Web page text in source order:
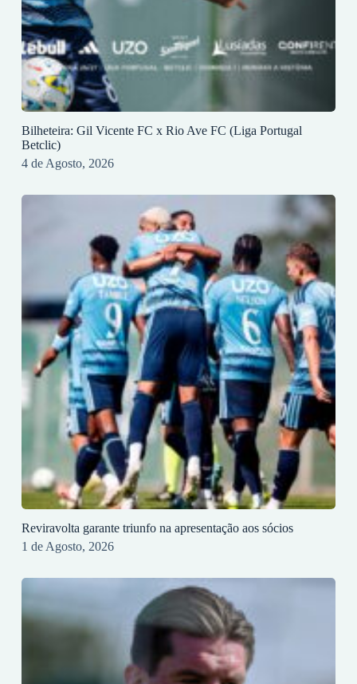
Bilheteira: Gil Vicente FC x Rio Ave FC (Liga Portugal
Betclic)
4 de Agosto, 2026
Reviravolta garante triunfo na apresentação aos sócios
1 de Agosto, 2026